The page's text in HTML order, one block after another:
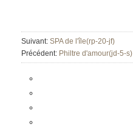
Suivant: SPA de l'île(rp-20-jf)
Précédent: Philtre d'amour(jd-5-s)